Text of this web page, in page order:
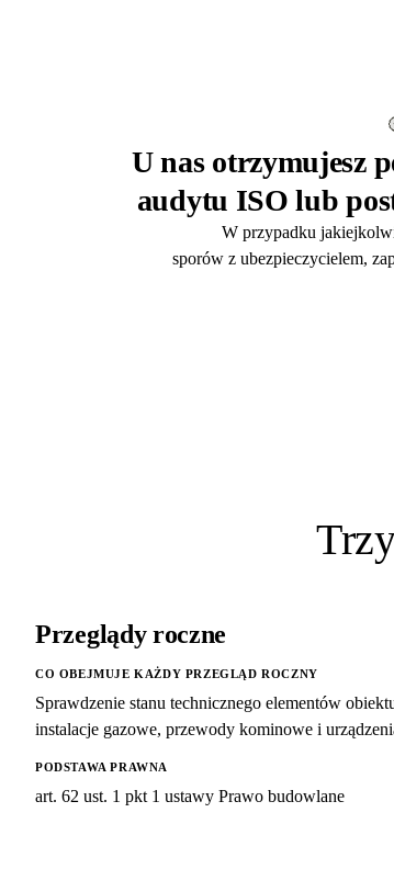
U nas otrzymujesz
audytu ISO lub
W przypadku
sporów z ubezpieczycielem,
Przeglądy roczne
CO OBEJMUJE KAŻDY PRZEGLĄD ROCZNY
Sprawdzenie stanu technicznego elementów
instalacje gazowe, przewody kominowe i
PODSTAWA PRAWNA
art. 62 ust. 1 pkt 1 ustawy Prawo budowlane